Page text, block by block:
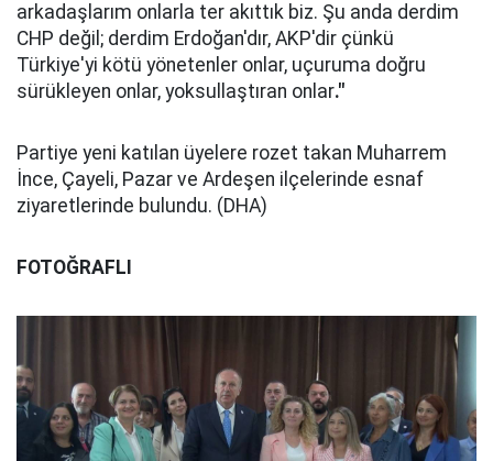
arkadaşlarım onlarla ter akıttık biz. Şu anda derdim
CHP değil; derdim Erdoğan'dır, AKP'dir çünkü
Türkiye'yi kötü yönetenler onlar, uçuruma doğru
sürükleyen onlar, yoksullaştıran onlar."
Partiye yeni katılan üyelere rozet takan Muharrem
İnce, Çayeli, Pazar ve Ardeşen ilçelerinde esnaf
ziyaretlerinde bulundu. (DHA)
FOTOĞRAFLI